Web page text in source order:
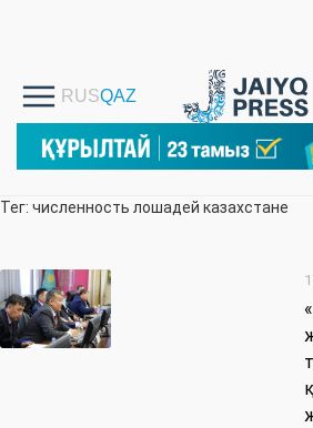
Тег: численность лошадей казахстане